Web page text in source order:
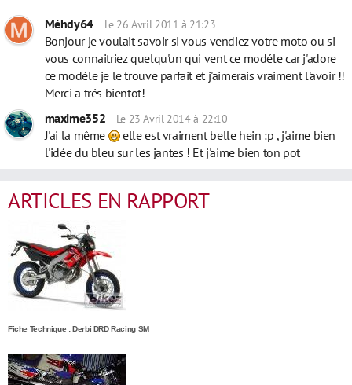
Méhdy64 Le 26 Avril 2011 à 21:23
Bonjour je voulait savoir si vous vendiez votre moto ou si
vous connaitriez quelqu'un qui vent ce modéle car j'adore
ce modéle je le trouve parfait et j'aimerais vraiment l'avoir !!
Merci a trés bientot!
maxime352
Le 23 Avril 2014 à 22:10
J'ai la même
elle est vraiment belle hein :p , j'aime bien
l'idée du bleu sur les jantes ! Et j'aime bien ton pot
ARTICLES EN RAPPORT
Fiche Technique : Derbi DRD Racing SM